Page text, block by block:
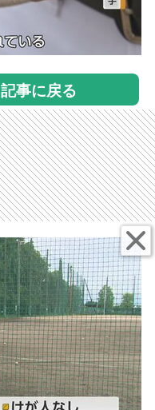
記事に戻る